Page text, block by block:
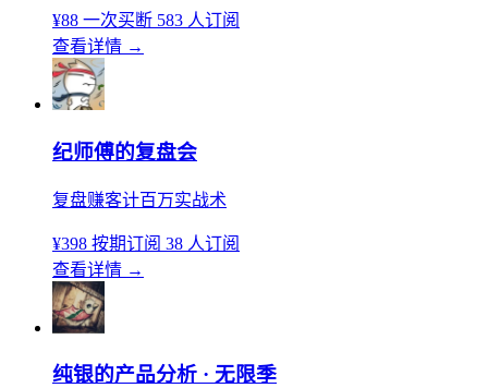
¥88 一次买断 583 人订阅
查看详情 →
纪师傅的复盘会
复盘赚客计百万实战术
¥398 按期订阅 38 人订阅
查看详情 →
纯银的产品分析 · 无限季